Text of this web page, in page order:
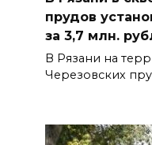
прудов
за 3,7 млн.
В Рязани на
Черезовских